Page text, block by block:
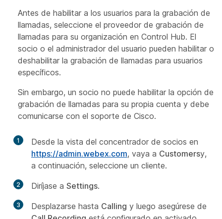
Antes de habilitar a los usuarios para la grabación de
llamadas, seleccione el proveedor de grabación de
llamadas para su organización en Control Hub. El
socio o el administrador del usuario pueden habilitar o
deshabilitar la grabación de llamadas para usuarios
específicos.
Sin embargo, un socio no puede habilitar la opción de
grabación de llamadas para su propia cuenta y debe
comunicarse con el soporte de Cisco.
1
Desde la vista del concentrador de socios en
https://admin.webex.com, vaya a Customersy,
a continuación, seleccione un cliente.
2 Diríjase a Settings.
3 Desplazarse hasta Calling y luego asegúrese de